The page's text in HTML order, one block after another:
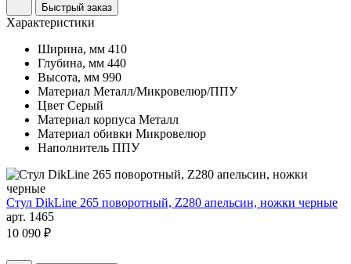
Быстрый заказ
Характеристики
Ширина, мм 410
Глубина, мм 440
Высота, мм 990
Материал Металл/Микровелюр/ППУ
Цвет Серый
Материал корпуса Металл
Материал обивки Микровелюр
Наполнитель ППУ
Стул DikLine 265 поворотный, Z280 апельсин, ножки черные
арт. 1465
10 090 ₽